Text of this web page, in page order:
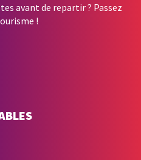
avant de repartir ? Passez
!